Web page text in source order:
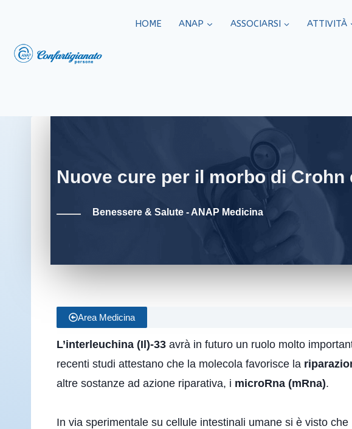
HOME ANAP ASSOCIARSI ATTIVITÀ
Nuove cure per il morbo di
Benessere & Salute - ANAP Medicina
Area Medicina
L’interleuchina (Il)-33 avrà in futuro un ruolo molto
recenti studi attestano che la molecola favorisce la
altre sostanze ad azione riparativa, i microRna (mRna).
In via sperimentale su cellule intestinali umane si è visto